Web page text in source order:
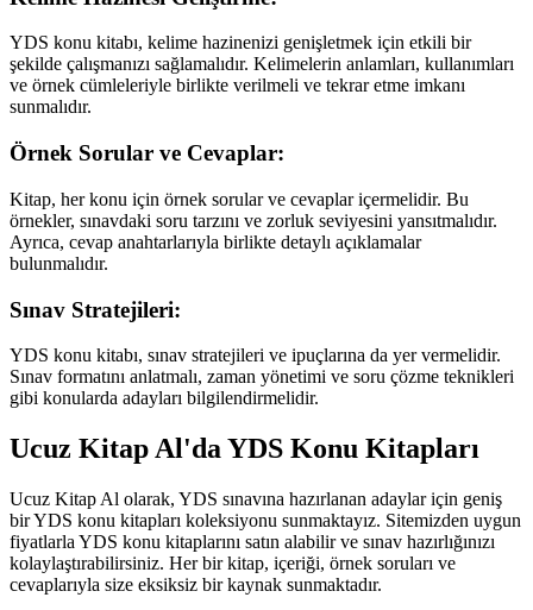
YDS konu kitabı, kelime hazinenizi genişletmek için etkili bir
şekilde çalışmanızı sağlamalıdır. Kelimelerin anlamları, kullanımları
ve örnek cümleleriyle birlikte verilmeli ve tekrar etme imkanı
sunmalıdır.
Örnek Sorular ve Cevaplar:
Kitap, her konu için örnek sorular ve cevaplar içermelidir. Bu
örnekler, sınavdaki soru tarzını ve zorluk seviyesini yansıtmalıdır.
Ayrıca, cevap anahtarlarıyla birlikte detaylı açıklamalar
bulunmalıdır.
Sınav Stratejileri:
YDS konu kitabı, sınav stratejileri ve ipuçlarına da yer vermelidir.
Sınav formatını anlatmalı, zaman yönetimi ve soru çözme teknikleri
gibi konularda adayları bilgilendirmelidir.
Ucuz Kitap Al'da YDS Konu Kitapları
Ucuz Kitap Al olarak, YDS sınavına hazırlanan adaylar için geniş
bir YDS konu kitapları koleksiyonu sunmaktayız. Sitemizden uygun
fiyatlarla YDS konu kitaplarını satın alabilir ve sınav hazırlığınızı
kolaylaştırabilirsiniz. Her bir kitap, içeriği, örnek soruları ve
cevaplarıyla size eksiksiz bir kaynak sunmaktadır.